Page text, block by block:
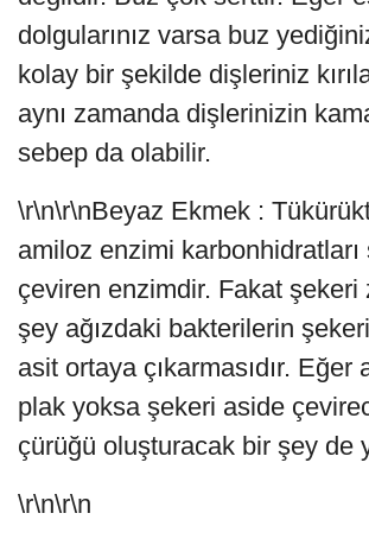
dolgularınız varsa buz
kolay bir şekilde dişleriniz
aynı zamanda dişlerinizin
sebep da olabilir.
\r\n\r\nBeyaz Ekmek :
amiloz enzimi karbonhidratları
çeviren enzimdir. Fakat şekeri
şey ağızdaki bakterilerin
asit ortaya çıkarmasıdır. Eğer
plak yoksa şekeri aside
çürüğü oluşturacak bir şey de
\r\n\r\n